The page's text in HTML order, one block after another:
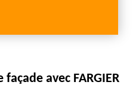
avec FARGIER